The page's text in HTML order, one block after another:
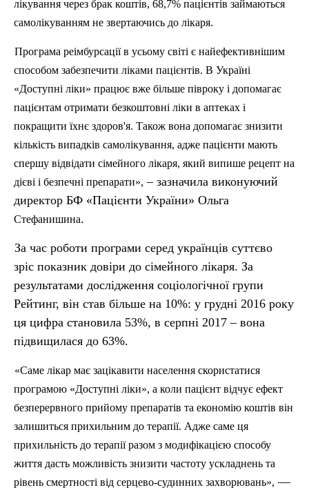
лікування через брак коштів, 68,7% пацієнтів займаються
самолікуванням не звертаючись до лікаря.
Програма реімбурсаціїв усьому світі є найефективнішим
способом забезпечити ліками пацієнтів. В Україні
«Доступні ліки» працює вже більше півроку і допомагає
пацієнтам отримати безкоштовні ліки в аптеках і
покращити їхнє здоров'я. Також вона допомагає знизити
кількість випадків самолікування, адже пацієнти мають
спершу відвідати сімейного лікаря, який випише рецепт на
дієві і безпечні препарати», – зазначила виконуючий
директор БФ «Пацієнти України» Ольга
Стефанишина.
За час роботи програми серед українців суттєво
зріс показник довіри до сімейного лікаря. За
результатами дослідження соціологічної групи
Рейтинг, він став більше на 10%: у грудні 2016 року
ця цифра становила 53%, в серпні 2017 – вона
підвищилася до 63%.
«Саме лікар має зацікавити населення скористатися
програмою «Доступні ліки», а коли пацієнт відчує ефект
безперервного прийому препаратів та економію коштів він
залишиться прихильним до терапії. Адже саме ця
прихильність до терапії разом з модифікацією способу
життя дасть можливість знизити частоту ускладнень та
рівень смертності від серцево-судинних захворювань», —